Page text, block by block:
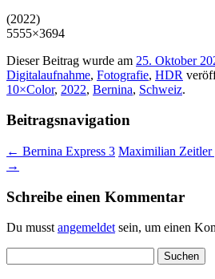
(2022)
5555×3694
Dieser Beitrag wurde am 25. Oktober
Digitalaufnahme, Fotografie, HDR
10×Color, 2022, Bernina, Schweiz.
Beitragsnavigation
← Bernina Express 3 Maximilian Zeitler
→
Schreibe einen Kommentar
Du musstangemeldetsein, um einen
nach: